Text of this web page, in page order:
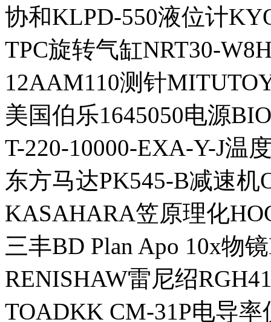
协和KLPD-550液位计
TPC旋转气缸NRT30-
12AAM110测针
美国伯乐1645050电源
T-220-10000-EXA-Y-J温
东方马达PK545-B减速机
KASAHARA笠原理化
三丰BD Plan Apo 10x物
RENISHAW雷尼绍
TOADKK CM-31P电导率